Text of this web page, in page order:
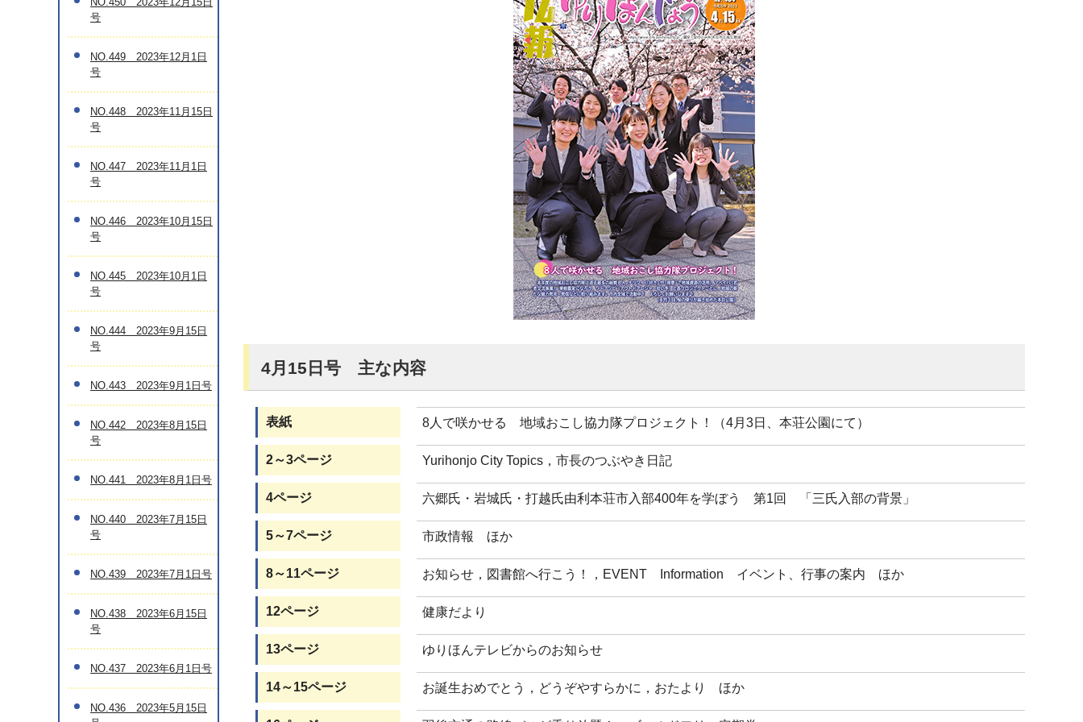
4月15日号 主な内容
表紙 8人で咲かせる 地域おこし協力隊プロジェクト！（4月3日、本荘公園にて）
2～3ページ Yurihonjo City Topics，市長のつぶやき日記
4ページ 六郷氏・岩城氏・打越氏由利本荘市入部400年を学ぼう 第1回 「三氏入部の背景」
5～7ページ 市政情報 ほか
8～11ページ お知らせ，図書館へ行こう！，EVENT Information イベント、行事の案内 ほか
12ページ 健康だより
13ページ ゆりほんテレビからのお知らせ
14～15ページ お誕生おめでとう，どうぞやすらかに，おたより ほか
号
NO.449 2023年12月1日
号
NO.448 2023年11月15日
号
NO.447 2023年11月1日
号
NO.446 2023年10月15日
号
NO.445 2023年10月1日
号
NO.444 2023年9月15日
号
NO.443 2023年9月1日号
NO.442 2023年8月15日
号
NO.441 2023年8月1日号
NO.440 2023年7月15日
号
NO.439 2023年7月1日号
NO.438 2023年6月15日
号
NO.437 2023年6月1日号
NO.436 2023年5月15日